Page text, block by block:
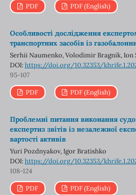
PDF PDF (English)
Особливості дослідження
транспортних засобів із
Serhii Naumenko, Volodimir Bragnik, Ion
DOI:https://doi.org/10.32353/
95-107
PDF PDF (English)
Проблемні питання виконання
експертиз звітів із незалежної
вартості активів
Yuri Pozdnyakov, Igor Bratishko
DOI:https://doi.org/10.32353/
108-124
PDF PDF (English)